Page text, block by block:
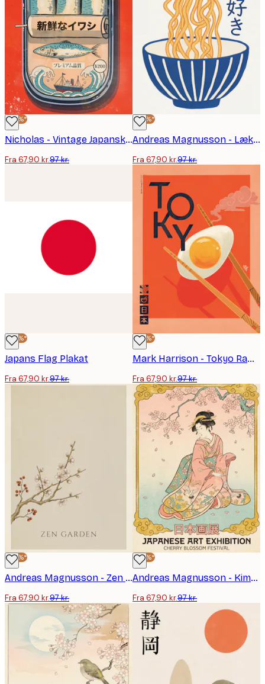
-30%*
Nicholas - Vintage Japanske Sardiner Plakat
Fra 67,90 kr.97 kr.
-30%*
Andreas Magnusson - Lækker Ramen Skål Plakat
Fra 67,90 kr.97 kr.
-30%*
Japans Flag Plakat
Fra 67,90 kr.97 kr.
-30%*
Mark Harrison - Tokyo Ramen Egg Plakat
Fra 67,90 kr.97 kr.
-30%*
Andreas Magnusson - Zen Have Blomster Plakat
Fra 67,90 kr.97 kr.
-30%*
Andreas Magnusson - Kimono Kvinde Sakura Blomster Plakat
Fra 67,90 kr.97 kr.